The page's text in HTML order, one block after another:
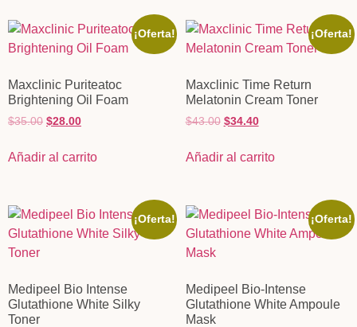
¡Oferta!
Maxclinic Puriteatoc
Brightening Oil Foam
$35.00 $28.00
Añadir al carrito
¡Oferta!
Maxclinic Time Return
Melatonin Cream Toner
$43.00 $34.40
Añadir al carrito
¡Oferta!
Medipeel Bio Intense
Glutathione White Silky
Toner
¡Oferta!
Medipeel Bio-Intense
Glutathione White Ampoule
Mask